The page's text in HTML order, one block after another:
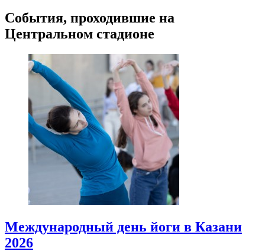
События, проходившие на
Центральном стадионе
Международный день йоги в Казани
2026